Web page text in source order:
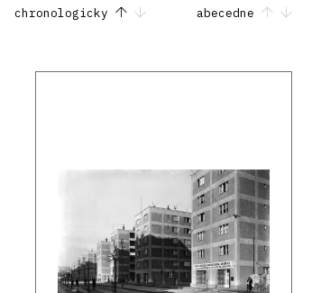
chronologicky abecedne